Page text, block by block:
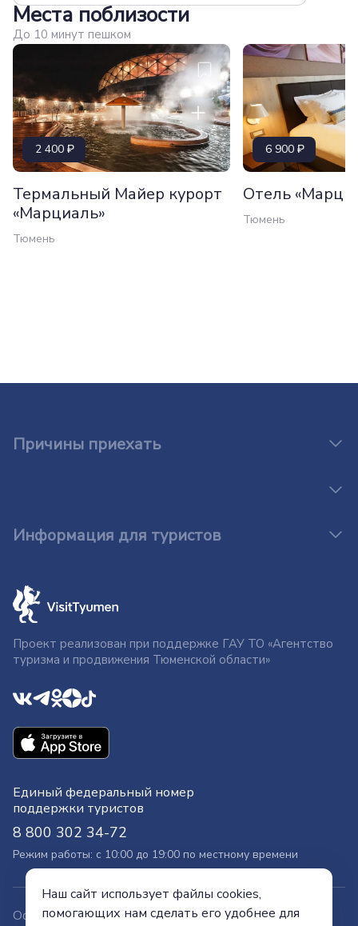
Места поблизости
До 10 минут пешком
2 400
Термальный Майер курорт
«Марциаль»
Тюмень
6 900
Отель
Тюмень
Причины приехать
Информация для туристов
Проект реализован при поддержке ГАУ ТО «Агентство
туризма и продвижения Тюменской области»
Единый федеральный номер
поддержки туристов
8 800 302 34-72
Режим работы: с 10:00 до 19:00 по местному времени
Официальный сайт
Наш сайт использует файлы cookies,
помогающих нам сделать его удобнее для